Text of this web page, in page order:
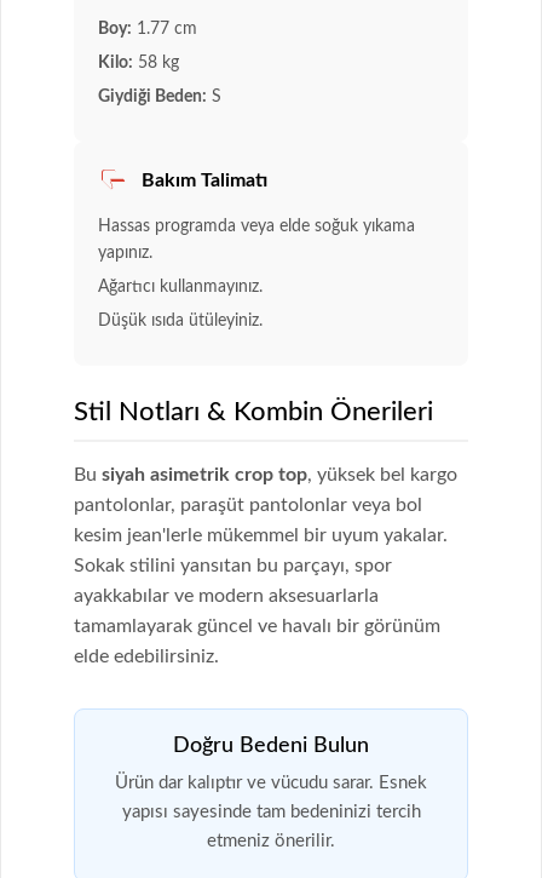
Boy: 1.77 cm
Kilo: 58 kg
Giydiği Beden: S
Bakım Talimatı
Hassas programda veya elde soğuk yıkama
yapınız.
Ağartıcı kullanmayınız.
Düşük ısıda ütüleyiniz.
Stil Notları & Kombin Önerileri
Bu siyah asimetrik crop top, yüksek bel kargo
pantolonlar, paraşüt pantolonlar veya bol
kesim jean'lerle mükemmel bir uyum yakalar.
Sokak stilini yansıtan bu parçayı, spor
ayakkabılar ve modern aksesuarlarla
tamamlayarak güncel ve havalı bir görünüm
elde edebilirsiniz.
Doğru Bedeni Bulun
Ürün dar kalıptır ve vücudu sarar. Esnek
yapısı sayesinde tam bedeninizi tercih
etmeniz önerilir.